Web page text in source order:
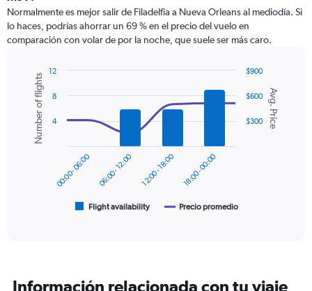
categories.
The
chart
axis
displaying
values.
Range:
Normalmente es mejor salir de Filadelfia a Nueva Orleans al mediodía. Si
lo haces, podrías ahorrar un 69 % en el precio del vuelo en
comparación con volar de por la noche, que suele ser más caro.
Combination
chart
with
data
series.
6
Chart
graphic.
Avg. Price
Number of flights
Flight availability Precio promedio
00:00 - 06:00 06:00 - 12:00 12:00 - 18:00 18:00 - 00:00
$300
$600
$900
4
8
12
Información relacionada con tu viaje